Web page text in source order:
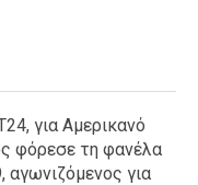
για Αμερικανό
φόρεσε τη φανέλα
για